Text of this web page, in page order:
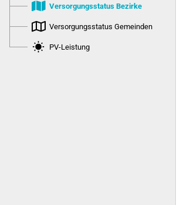
Versorgungsstatus Bezirke
Versorgungsstatus Gemeinden
wb_sunny PV-Leistung